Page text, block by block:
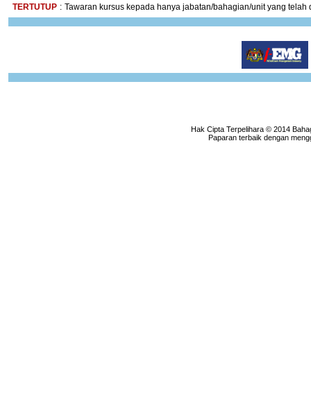
TERTUTUP : Tawaran kursus kepada hanya jabatan/bahagian/unit yang telah
Hak Cipta Terpelihara © 2014
Paparan terbaik dengan